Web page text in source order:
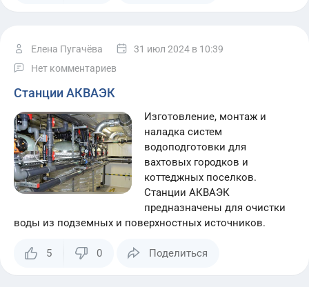
Елена Пугачёва 31 июл 2024 в 10:39
Нет комментариев
Станции АКВАЭК
Изготовление, монтаж и
наладка систем
водоподготовки для
вахтовых городков и
коттеджных поселков.
Станции АКВАЭК
предназначены для очистки
воды из подземных и поверхностных источников.
5 0 Поделиться